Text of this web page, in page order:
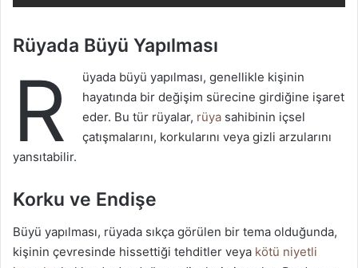
Rüyada Büyü Yapılması
R
üyada büyü yapılması, genellikle kişinin
hayatında bir değişim sürecine girdiğine işaret
eder. Bu tür rüyalar, rüya sahibinin içsel
çatışmalarını, korkularını veya gizli arzularını
yansıtabilir.
Korku ve Endişe
Büyü yapılması, rüyada sıkça görülen bir tema olduğunda,
kişinin çevresinde hissettiği tehditler veya kötü niyetli